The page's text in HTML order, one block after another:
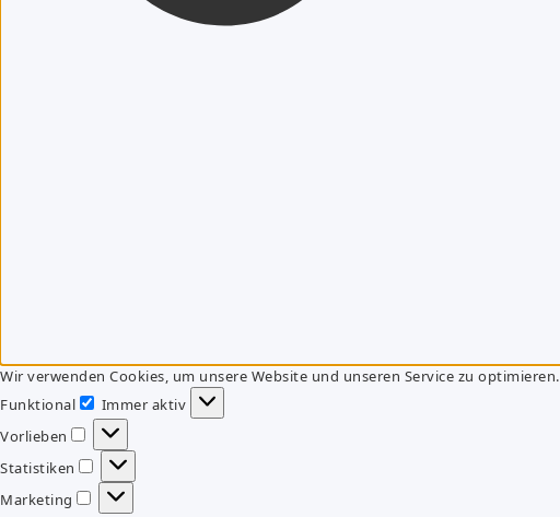
Wir verwenden Cookies, um unsere Website und unseren Service zu optimieren.
Funktional
Funktional
Immer aktiv
Vorlieben
Vorlieben
Statistiken
Statistiken
Marketing
Marketing